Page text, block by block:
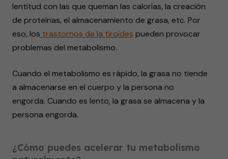
lentitud con las que queman las calorías, la creación
de proteínas, el almacenamiento de grasa, etc. Por
eso, los trastornos de la tiroides pueden provocar
problemas del metabolismo.
Cuando el metabolismo es rápido, la grasa no tiende
a almacenarse en el cuerpo y la persona no
engorda. Cuando es lento, la grasa se almacena y la
persona engorda.
¿Cómo puedes acelerar tu metabolismo